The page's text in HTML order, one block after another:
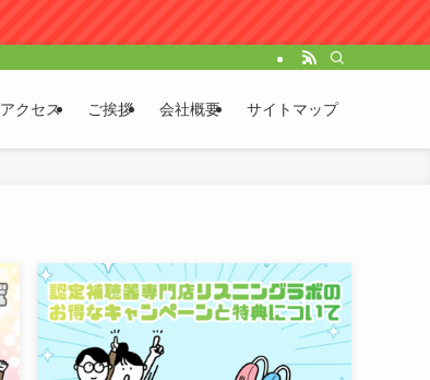
アクセス ご挨拶 会社概要 サイトマップ